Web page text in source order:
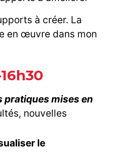
à créer. La
en œuvre dans mon
pratiques mises en
nouvelles
le